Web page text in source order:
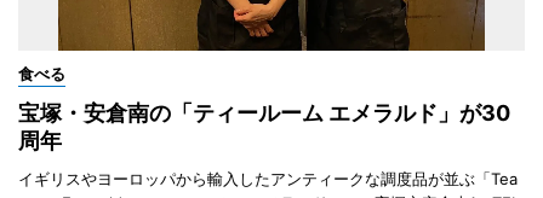
食べる
宝塚・安倉南の「ティールーム エメラルド」が30
周年
イギリスやヨーロッパから輸入したアンティークな調度品が並ぶ「Tea